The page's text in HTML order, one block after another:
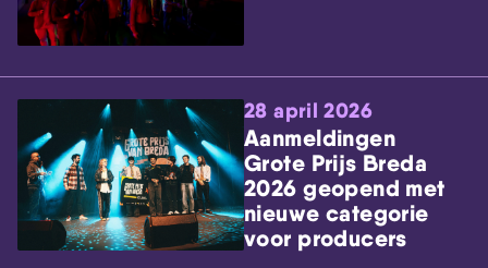
28 april 2026
Aanmeldingen
Grote Prijs Breda
2026 geopend met
nieuwe categorie
voor producers